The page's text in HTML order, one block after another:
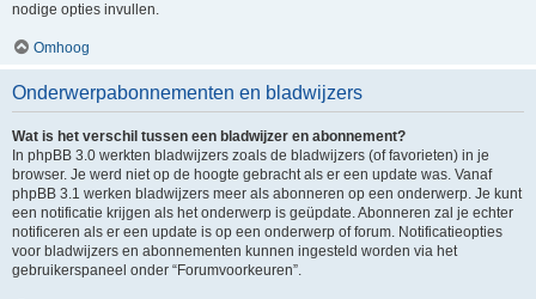
nodige opties invullen.
Omhoog
Onderwerpabonnementen en bladwijzers
Wat is het verschil tussen een bladwijzer en abonnement?
In phpBB 3.0 werkten bladwijzers zoals de bladwijzers (of favorieten) in je
browser. Je werd niet op de hoogte gebracht als er een update was. Vanaf
phpBB 3.1 werken bladwijzers meer als abonneren op een onderwerp. Je kunt
een notificatie krijgen als het onderwerp is geüpdate. Abonneren zal je echter
notificeren als er een update is op een onderwerp of forum. Notificatieopties
voor bladwijzers en abonnementen kunnen ingesteld worden via het
gebruikerspaneel onder “Forumvoorkeuren”.